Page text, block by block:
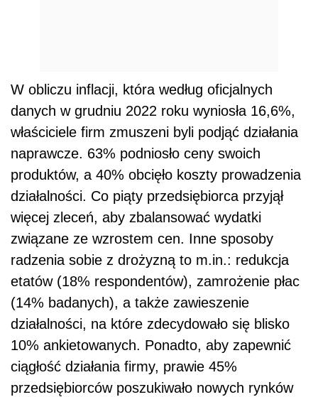
W obliczu inflacji, która według oficjalnych
danych w grudniu 2022 roku wyniosła 16,6%,
właściciele firm zmuszeni byli podjąć działania
naprawcze. 63% podniosło ceny swoich
produktów, a 40% obcięło koszty prowadzenia
działalności. Co piąty przedsiębiorca przyjął
więcej zleceń, aby zbalansować wydatki
związane ze wzrostem cen. Inne sposoby
radzenia sobie z drożyzną to m.in.: redukcja
etatów (18% respondentów), zamrożenie płac
(14% badanych), a także zawieszenie
działalności, na które zdecydowało się blisko
10% ankietowanych. Ponadto, aby zapewnić
ciągłość działania firmy, prawie 45%
przedsiębiorców poszukiwało nowych rynków